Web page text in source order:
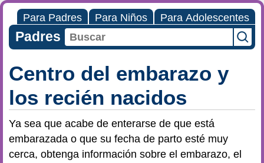
Para Padres Para Niños Para Adolescentes
Padres
Centro del embarazo y
los recién nacidos
Ya sea que acabe de enterarse de que está
embarazada o que su fecha de parto esté muy
cerca, obtenga información sobre el embarazo, el